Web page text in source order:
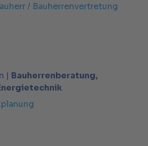
/ Bauherrenvertretung
| Bauherrenberatung,